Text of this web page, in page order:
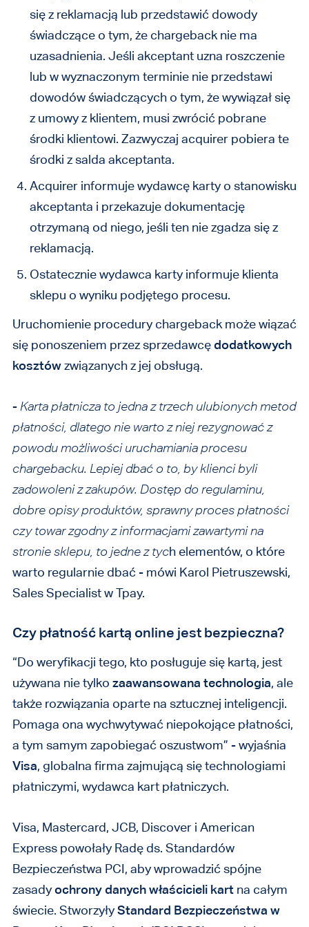
się z reklamacją lub przedstawić dowody
świadczące o tym, że chargeback nie ma
uzasadnienia. Jeśli akceptant uzna roszczenie
lub w wyznaczonym terminie nie przedstawi
dowodów świadczących o tym, że wywiązał się
z umowy z klientem, musi zwrócić pobrane
środki klientowi. Zazwyczaj acquirer pobiera te
środki z salda akceptanta.
Acquirer informuje wydawcę karty o stanowisku
akceptanta i przekazuje dokumentację
otrzymaną od niego, jeśli ten nie zgadza się z
reklamacją.
Ostatecznie wydawca karty informuje klienta
sklepu o wyniku podjętego procesu.
Uruchomienie procedury chargeback może wiązać
się ponoszeniem przez sprzedawcędodatkowych
kosztówzwiązanych z jej obsługą.
- Karta płatnicza to jedna z trzech ulubionych metod
płatności, dlatego nie warto z niej rezygnować z
powodu możliwości uruchamiania procesu
chargebacku. Lepiej dbać o to, by klienci byli
zadowoleni z zakupów. Dostęp do regulaminu,
dobre opisy produktów, sprawny proces płatności
czy towar zgodny z informacjami zawartymi na
stronie sklepu, to jedne z tych elementów, o które
warto regularnie dbać - mówi Karol Pietruszewski,
Sales Specialist w Tpay.
Czy płatność kartą online jest bezpieczna?
“Do weryfikacji tego, kto posługuje się kartą, jest
używana nie tylko zaawansowana technologia, ale
także rozwiązania oparte na sztucznej inteligencji.
Pomaga ona wychwytywać niepokojące płatności,
a tym samym zapobiegać oszustwom” - wyjaśnia
Visa, globalna firma zajmującą się technologiami
płatniczymi, wydawca kart płatniczych.
Visa, Mastercard, JCB, Discover i American
Express powołały Radę ds. Standardów
Bezpieczeństwa PCI, aby wprowadzić spójne
zasadyochrony danych właścicieli kart na całym
świecie. StworzyłyStandard Bezpieczeństwa w